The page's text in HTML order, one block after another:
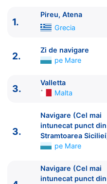
Costa Cruises
Ziua | Portul | Sosire -
1.
Pireu, Atena
Grecia
2.
Zi de navigare
pe Mare
3.
Valletta
Malta
3.
Navigare (Cel mai
intunecat punct din
Stramtoarea
pe Mare
Navigare (Cel mai
intunecat punct din